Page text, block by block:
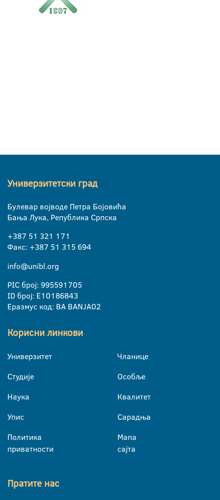
Универзитетски град
Булевар војводе Петра Бојовића
Бања Лука, Република Српска
+387 51 321 171
Факс: +387 51 315 694
info@unibl.org
PIC број: 995591705
ID број: E10186843
Еразмус код: BA BANJA02
Корисни линкови
Универзитет
Студије
Наука
Упис
Политика
приватности
Чланице
Особље
Квалитет
Сарадња
Мапа
сајта
Пратите нас